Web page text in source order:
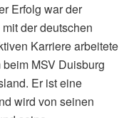
Erfolg war der
der deutschen
Karriere arbeitete
MSV Duisburg
Er ist eine
wird von seinen